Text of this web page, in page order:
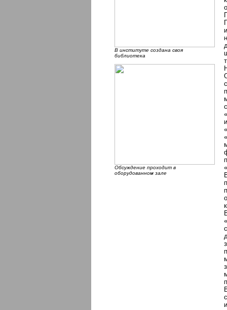
В институте создана своя
библиотека
Обсуждение проходит в
оборудованном зале